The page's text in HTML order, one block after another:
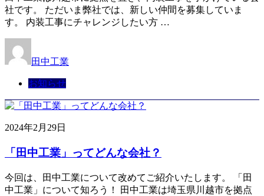
社です。 ただいま弊社では、新しい仲間を募集していま
す。 内装工事にチャレンジしたい方 …
田中工業
お知らせ
2024年2月29日
「田中工業」ってどんな会社？
今回は、田中工業について改めてご紹介いたします。 「田
中工業」について知ろう！ 田中工業は埼玉県川越市を拠点